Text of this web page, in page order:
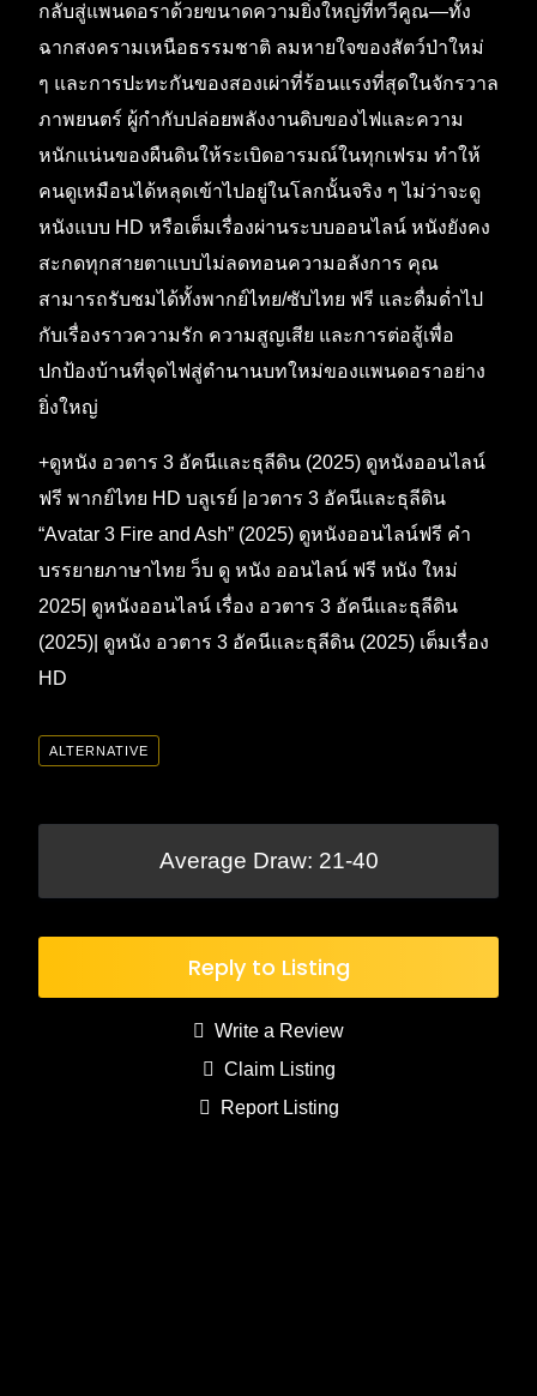
กลับสู่แพนดอราด้วยขนาดความยิ่งใหญ่ที่ทวีคูณ—ทั้ง
ฉากสงครามเหนือธรรมชาติ ลมหายใจของสัตว์ป่าใหม่
ๆ และการปะทะกันของสองเผ่าที่ร้อนแรงที่สุดในจักรวาล
ภาพยนตร์ ผู้กำกับปล่อยพลังงานดิบของไฟและความ
หนักแน่นของผืนดินให้ระเบิดอารมณ์ในทุกเฟรม ทำให้
คนดูเหมือนได้หลุดเข้าไปอยู่ในโลกนั้นจริง ๆ ไม่ว่าจะดู
หนังแบบ HD หรือเต็มเรื่องผ่านระบบออนไลน์ หนังยังคง
สะกดทุกสายตาแบบไม่ลดทอนความอลังการ คุณ
สามารถรับชมได้ทั้งพากย์ไทย/ซับไทย ฟรี และดื่มด่ำไป
กับเรื่องราวความรัก ความสูญเสีย และการต่อสู้เพื่อ
ปกป้องบ้านที่จุดไฟสู่ตำนานบทใหม่ของแพนดอราอย่าง
ยิ่งใหญ่
+ดูหนัง อวตาร 3 อัคนีและธุลีดิน (2025) ดูหนังออนไลน์
ฟรี พากย์ไทย HD บลูเรย์ |อวตาร 3 อัคนีและธุลีดิน
“Avatar 3 Fire and Ash” (2025) ดูหนังออนไลน์ฟรี คำ
บรรยายภาษาไทย ว็บ ดู หนัง ออนไลน์ ฟรี หนัง ใหม่
2025| ดูหนังออนไลน์ เรื่อง อวตาร 3 อัคนีและธุลีดิน
(2025)| ดูหนัง อวตาร 3 อัคนีและธุลีดิน (2025) เต็มเรื่อง
HD
ALTERNATIVE
Average Draw: 21-40
Reply to Listing
Write a Review
Claim Listing
Report Listing